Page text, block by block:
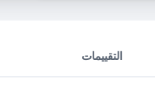
التقييمات